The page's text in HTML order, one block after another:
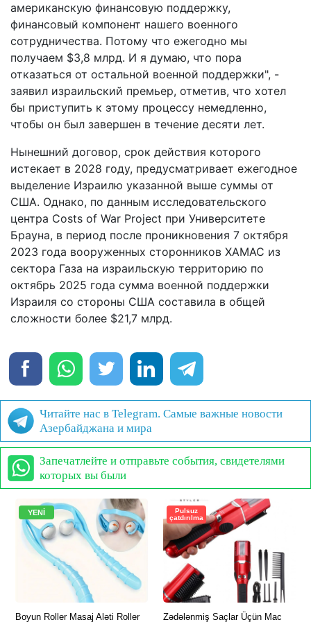
американскую финансовую поддержку,
финансовый компонент нашего военного
сотрудничества. Потому что ежегодно мы
получаем $3,8 млрд. И я думаю, что пора
отказаться от остальной военной поддержки", -
заявил израильский премьер, отметив, что хотел
бы приступить к этому процессу немедленно,
чтобы он был завершен в течение десяти лет.
Нынешний договор, срок действия которого
истекает в 2028 году, предусматривает ежегодное
выделение Израилю указанной выше суммы от
США. Однако, по данным исследовательского
центра Costs of War Project при Университете
Брауна, в период после проникновения 7 октября
2023 года вооруженных сторонников ХАМАС из
сектора Газа на израильскую территорию по
октябрь 2025 года сумма военной поддержки
Израиля со стороны США составила в общей
сложности более $21,7 млрд.
Читайте нас в Telegram. Самые важные новости
Азербайджана и мира
Запечатлейте и отправьте события, свидетелями
которых вы были